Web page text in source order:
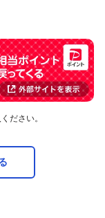
ださい。